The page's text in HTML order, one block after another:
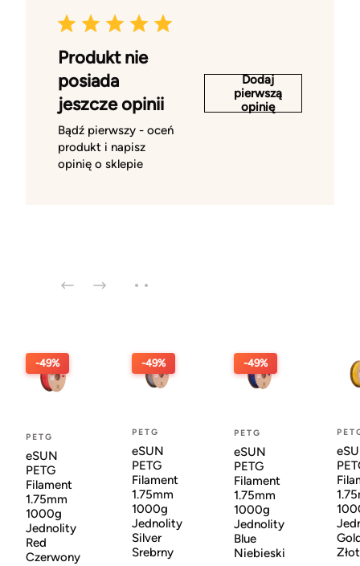
Produkt nie
posiada
jeszcze opinii
Bądź pierwszy - oceń
produkt i napisz
opinię o sklepie
Dodaj
pierwszą
opinię
-49%
PETG
eSUN
PETG
Filament
1.75mm
1000g
Jednolity
Red
Czerwony
-49%
PETG
eSUN
PETG
Filament
1.75mm
1000g
Jednolity
Silver
Srebrny
-49%
PETG
eSUN
PETG
Filament
1.75mm
1000g
Jednolity
Blue
Niebieski